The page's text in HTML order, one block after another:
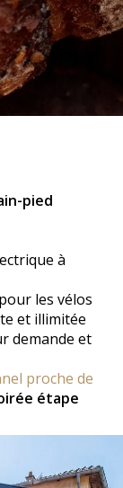
pied
à
les vélos
et illimitée
demande et
proche de
étape